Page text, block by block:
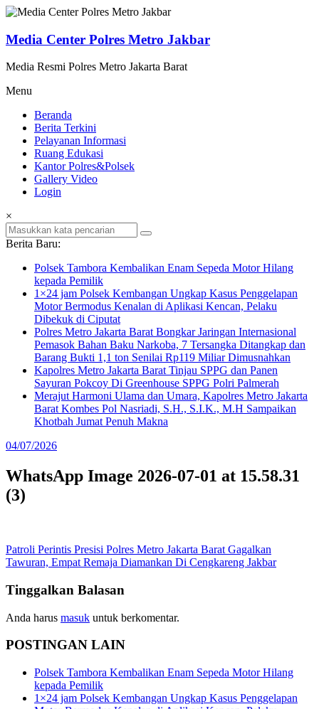
Lompat
konten
Media Center Polres Metro Jakbar
Media Resmi Polres Metro Jakarta Barat
Menu
Beranda
Berita Terkini
Pelayanan Informasi
Ruang Edukasi
Kantor Polres&Polsek
Gallery Video
Login
×
Berita Baru:
Polsek Tambora Kembalikan Enam Sepeda Motor Hilang
kepada Pemilik
1×24 jam Polsek Kembangan Ungkap Kasus Penggelapan
Motor Bermodus Kenalan di Aplikasi Kencan, Pelaku
Dibekuk di Ciputat
Polres Metro Jakarta Barat Bongkar Jaringan Internasional
Pemasok Bahan Baku Narkoba, 7 Tersangka Ditangkap dan
Barang Bukti 1,1 ton Senilai Rp119 Miliar Dimusnahkan
Kapolres Metro Jakarta Barat Tinjau SPPG dan Panen
Sayuran Pokcoy Di Greenhouse SPPG Polri Palmerah
Merajut Harmoni Ulama dan Umara, Kapolres Metro Jakarta
Barat Kombes Pol Nasriadi, S.H., S.I.K., M.H Sampaikan
Khotbah Jumat Penuh Makna
04/07/2026
WhatsApp Image 2026-07-01 at 15.58.31
(3)
Navigasi
pos
Patroli Perintis Presisi Polres Metro Jakarta Barat Gagalkan
Tawuran, Empat Remaja Diamankan Di Cengkareng Jakbar
Tinggalkan Balasan
Anda harus masuk untuk berkomentar.
POSTINGAN LAIN
Polsek Tambora Kembalikan Enam Sepeda Motor Hilang
kepada Pemilik
1×24 jam Polsek Kembangan Ungkap Kasus Penggelapan